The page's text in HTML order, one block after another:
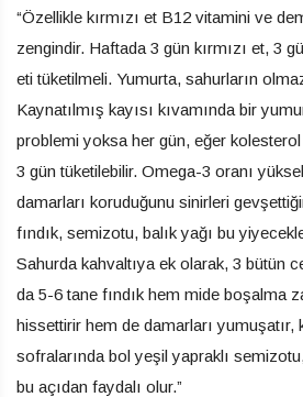
“Özellikle kırmızı et B12 vitamini ve
zengindir. Haftada 3 gün kırmızı et, 3
eti tüketilmeli. Yumurta, sahurların
Kaynatılmış kayısı kıvamında bir
problemi yoksa her gün, eğer
3 gün tüketilebilir. Omega-3 oranı
damarları koruduğunu sinirleri
fındık, semizotu, balık yağı bu
Sahurda kahvaltıya ek olarak, 3 bütün
da 5-6 tane fındık hem mide boşalma
hissettirir hem de damarları
sofralarında bol yeşil yapraklı
bu açıdan faydalı olur.”